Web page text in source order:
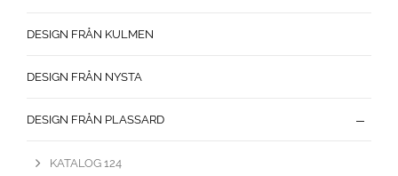
DESIGN FRÅN KULMEN
DESIGN FRÅN NYSTA
DESIGN FRÅN PLASSARD
KATALOG 124